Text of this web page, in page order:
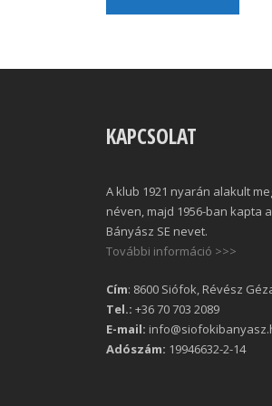
KAPCSOLAT
A klub 1921 nyarán alakult
néven, majd 1956-ban kapta
Bányász SE nevet.
További információ >>>
Cím: 8600 Siófok, Révész
Tel.: +36 70 703 2089
E-mail:
Adószám: 19946632-2-14